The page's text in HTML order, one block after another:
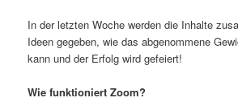
In der letzten Woche werden die Inhalte
Ideen gegeben, wie das abgenommene
kann und der Erfolg wird gefeiert!
Wie funktioniert Zoom?